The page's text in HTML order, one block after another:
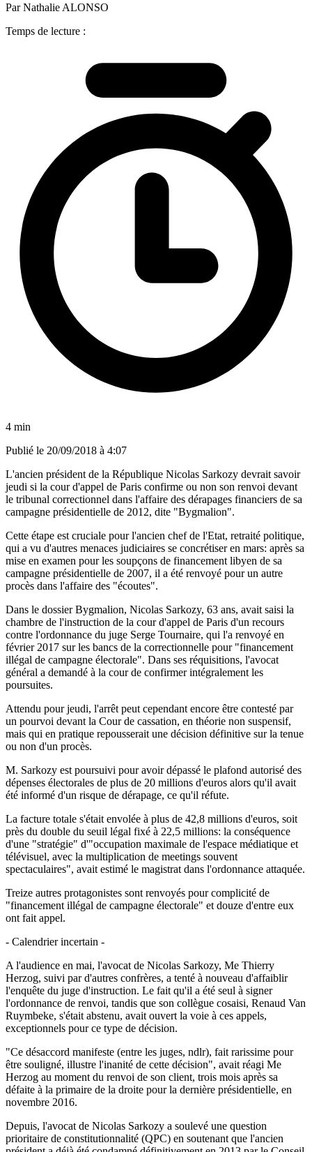
Par Nathalie ALONSO
Temps de lecture :
4 min
Publié le 20/09/2018 à 4:07
L'ancien président de la République Nicolas Sarkozy devrait savoir
jeudi si la cour d'appel de Paris confirme ou non son renvoi devant
le tribunal correctionnel dans l'affaire des dérapages financiers de sa
campagne présidentielle de 2012, dite "Bygmalion".
Cette étape est cruciale pour l'ancien chef de l'Etat, retraité politique,
qui a vu d'autres menaces judiciaires se concrétiser en mars: après sa
mise en examen pour les soupçons de financement libyen de sa
campagne présidentielle de 2007, il a été renvoyé pour un autre
procès dans l'affaire des "écoutes".
Dans le dossier Bygmalion, Nicolas Sarkozy, 63 ans, avait saisi la
chambre de l'instruction de la cour d'appel de Paris d'un recours
contre l'ordonnance du juge Serge Tournaire, qui l'a renvoyé en
février 2017 sur les bancs de la correctionnelle pour "financement
illégal de campagne électorale". Dans ses réquisitions, l'avocat
général a demandé à la cour de confirmer intégralement les
poursuites.
Attendu pour jeudi, l'arrêt peut cependant encore être contesté par
un pourvoi devant la Cour de cassation, en théorie non suspensif,
mais qui en pratique repousserait une décision définitive sur la tenue
ou non d'un procès.
M. Sarkozy est poursuivi pour avoir dépassé le plafond autorisé des
dépenses électorales de plus de 20 millions d'euros alors qu'il avait
été informé d'un risque de dérapage, ce qu'il réfute.
La facture totale s'était envolée à plus de 42,8 millions d'euros, soit
près du double du seuil légal fixé à 22,5 millions: la conséquence
d'une "stratégie" d'"occupation maximale de l'espace médiatique et
télévisuel, avec la multiplication de meetings souvent
spectaculaires", avait estimé le magistrat dans l'ordonnance attaquée.
Treize autres protagonistes sont renvoyés pour complicité de
"financement illégal de campagne électorale" et douze d'entre eux
ont fait appel.
- Calendrier incertain -
A l'audience en mai, l'avocat de Nicolas Sarkozy, Me Thierry
Herzog, suivi par d'autres confrères, a tenté à nouveau d'affaiblir
l'enquête du juge d'instruction. Le fait qu'il a été seul à signer
l'ordonnance de renvoi, tandis que son collègue cosaisi, Renaud Van
Ruymbeke, s'était abstenu, avait ouvert la voie à ces appels,
exceptionnels pour ce type de décision.
"Ce désaccord manifeste (entre les juges, ndlr), fait rarissime pour
être souligné, illustre l'inanité de cette décision", avait réagi Me
Herzog au moment du renvoi de son client, trois mois après sa
défaite à la primaire de la droite pour la dernière présidentielle, en
novembre 2016.
Depuis, l'avocat de Nicolas Sarkozy a soulevé une question
prioritaire de constitutionnalité (QPC) en soutenant que l'ancien